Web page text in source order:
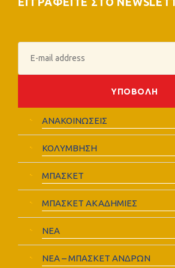
ΑΝΑΚΟΙΝΩΣΕΙΣ
ΚΟΛΥΜΒΗΣΗ
ΜΠΑΣΚΕΤ
ΜΠΑΣΚΕΤ ΑΚΑΔΗΜΙΕΣ
ΝΕΑ
ΝΕΑ – ΜΠΑΣΚΕΤ ΑΝΔΡΩΝ